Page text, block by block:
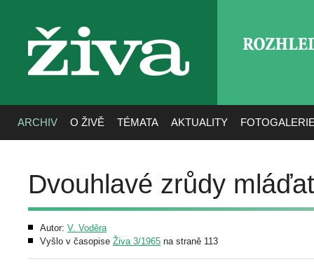
živa
ARCHIV O ŽIVĚ TÉMATA AKTUALITY
Dvouhlavé zrůdy
Autor: V. Voděra
Vyšlo v časopise Živa 3/1965 na straně 113